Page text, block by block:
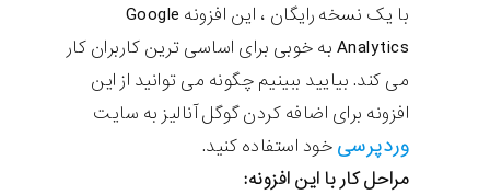
با یک نسخه رایگان ، این افزونه Google
Analytics به خوبی برای اساسی ترین کاربران کار
می کند. بیایید ببینیم چگونه می توانید از این
افزونه برای اضافه کردن گوگل آنالیز به سایت
وردپرسی خود استفاده کنید.
مراحل کار با این افزونه: